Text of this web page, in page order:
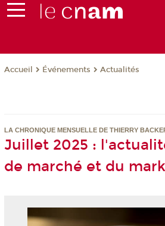
Accueil Événements Actualités
LA CHRONIQUE MENSUELLE DE THIERRY
Juillet 2025 :
de marché et du